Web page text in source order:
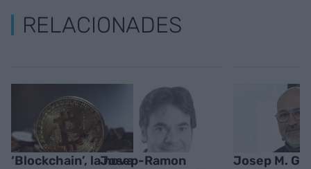
RELACIONADES
‘Blockchain’, la novaJosep-Ramon
Josep M.